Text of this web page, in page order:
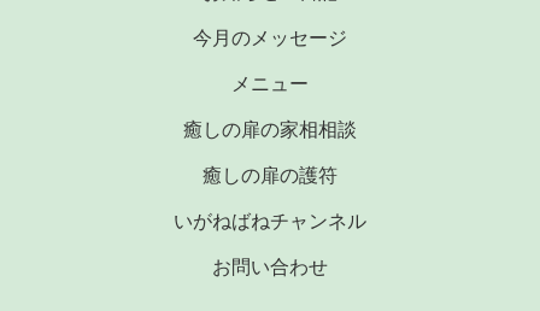
今月のメッセージ
メニュー
癒しの扉の家相相談
癒しの扉の護符
いがねばねチャンネル
お問い合わせ